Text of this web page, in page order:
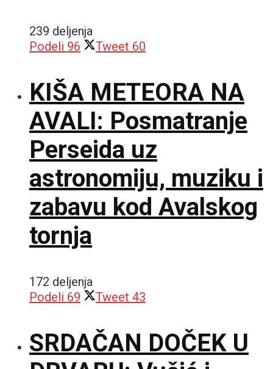
239 deljenja
Podeli 96 Tweet 60
KIŠA METEORA NA
AVALI: Posmatranje
Perseida uz
astronomiju, muziku i
zabavu kod Avalskog
tornja
172 deljenja
Podeli 69 Tweet 43
SRDAČAN DOČEK U